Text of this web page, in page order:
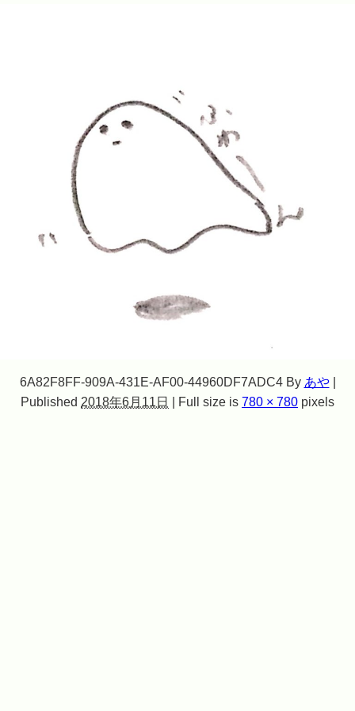
6A82F8FF-909A-431E-AF00-44960DF7ADC4 By あや
Published 2018年6月11日 Full size is 780 × 780 pixels